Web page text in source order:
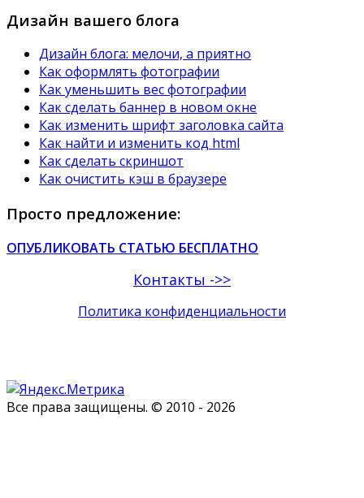
Дизайн вашего блога
Дизайн блога: мелочи, а приятно
Как оформлять фотографии
Как уменьшить вес фотографии
Как сделать баннер в новом окне
Как изменить шрифт заголовка сайта
Как найти и изменить код html
Как сделать скриншот
Как очистить кэш в браузере
Просто предложение:
ОПУБЛИКОВАТЬ СТАТЬЮ БЕСПЛАТНО
Контакты ->>
Политика конфиденциальности
Все права защищены. © 2010 - 2026